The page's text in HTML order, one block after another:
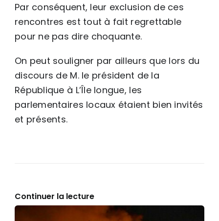
Par conséquent, leur exclusion de ces
rencontres est tout à fait regrettable
pour ne pas dire choquante.
On peut souligner par ailleurs que lors du
discours de M. le président de la
République à L’Île longue, les
parlementaires locaux étaient bien invités
et présents.
Continuer la lecture